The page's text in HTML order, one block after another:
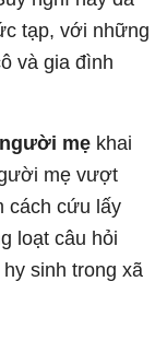
tạp, với những
và gia đình
mẹ khai
mẹ vượt
cách cứu lấy
loạt câu hỏi
sinh trong xã